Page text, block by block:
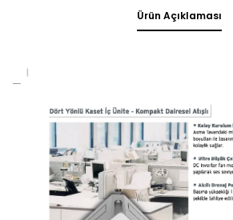
Ürün Açıklaması